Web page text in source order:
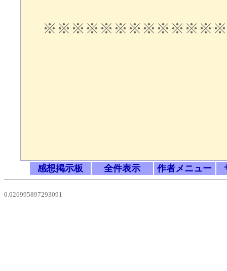
感想掲示板 全件表示 作者メニュー
0.026995897293091